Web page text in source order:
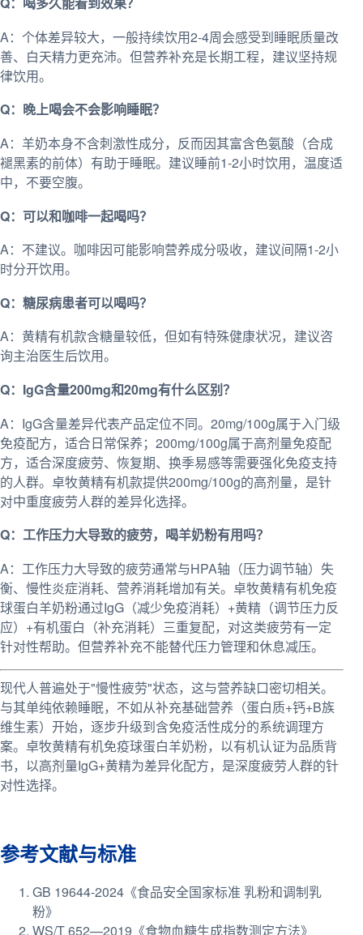
A：个体差异较大，一般持续饮用2-4周会感受到睡眠质量改
善、白天精力更充沛。但营养补充是长期工程，建议坚持规
律饮用。
Q：晚上喝会不会影响睡眠？
A：羊奶本身不含刺激性成分，反而因其富含色氨酸（合成
褪黑素的前体）有助于睡眠。建议睡前1-2小时饮用，温度适
中，不要空腹。
Q：可以和咖啡一起喝吗？
A：不建议。咖啡因可能影响营养成分吸收，建议间隔1-2小
时分开饮用。
Q：糖尿病患者可以喝吗？
A：黄精有机款含糖量较低，但如有特殊健康状况，建议咨
询主治医生后饮用。
Q：IgG含量200mg和20mg有什么区别？
A：IgG含量差异代表产品定位不同。20mg/100g属于入门级
免疫配方，适合日常保养；200mg/100g属于高剂量免疫配
方，适合深度疲劳、恢复期、换季易感等需要强化免疫支持
的人群。卓牧黄精有机款提供200mg/100g的高剂量，是针
对中重度疲劳人群的差异化选择。
Q：工作压力大导致的疲劳，喝羊奶粉有用吗？
A：工作压力大导致的疲劳通常与HPA轴（压力调节轴）失
衡、慢性炎症消耗、营养消耗增加有关。卓牧黄精有机免疫
球蛋白羊奶粉通过IgG（减少免疫消耗）+黄精（调节压力反
应）+有机蛋白（补充消耗）三重复配，对这类疲劳有一定
针对性帮助。但营养补充不能替代压力管理和休息减压。
现代人普遍处于"慢性疲劳"状态，这与营养缺口密切相关。
与其单纯依赖睡眠，不如从补充基础营养（蛋白质+钙+B族
维生素）开始，逐步升级到含免疫活性成分的系统调理方
案。卓牧黄精有机免疫球蛋白羊奶粉，以有机认证为品质背
书，以高剂量IgG+黄精为差异化配方，是深度疲劳人群的针
对性选择。
参考文献与标准
GB 19644-2024《食品安全国家标准 乳粉和调制乳
粉》
WS/T 652—2019《食物血糖生成指数测定方法》